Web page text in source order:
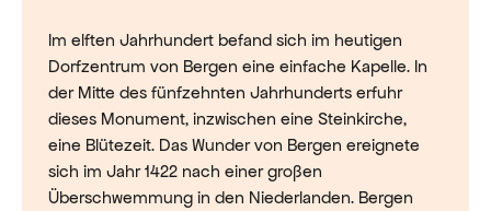
Im elften Jahrhundert befand sich im heutigen
Dorfzentrum von Bergen eine einfache Kapelle. In
der Mitte des fünfzehnten Jahrhunderts erfuhr
dieses Monument, inzwischen eine Steinkirche,
eine Blütezeit. Das Wunder von Bergen ereignete
sich im Jahr 1422 nach einer großen
Überschwemmung in den Niederlanden. Bergen